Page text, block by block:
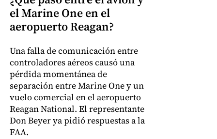
el Marine One en el
aeropuerto Reagan?
Una falla de comunicación entre
controladores aéreos causó una
pérdida momentánea de
separación entre Marine One y un
vuelo comercial en el aeropuerto
Reagan National. El representante
Don Beyer ya pidió respuestas a la
FAA.